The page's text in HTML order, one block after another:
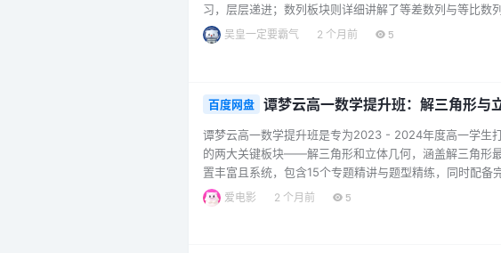
习，层层递进；数列板块则详细讲解了等差数列与等比
「平行」「垂直」关系的证明、空间向量等考点进行了深
板块更是对各类题型和解题方法进行了系统梳理，如圆锥
吴皇一定要霸气 2 个月前 5
百度网盘 谭梦云高一数学提升班：解三角形与
谭梦云高一数学提升班是专为2023 - 2024年度高一学生
的两大关键板块——解三角形和立体几何，涵盖解三角形
置丰富且系统，包含15个专题精讲与题型精练，同时配
学模式采用直播与视频双模式，不仅能实时互动，还可
巧。对于想要在数学成绩上突破120分的高一学生而言，
爱电影 2 个月前 5